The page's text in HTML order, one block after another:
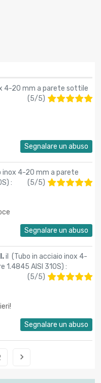
4-20 mm a parete sottile
(5/5)
Segnalare un abuso
inox 4-20 mm a parete
) : (5/5)
Segnalare un abuso
il (Tubo in acciaio inox 4-
1.4845 AISI 310S) :
(5/5)
Segnalare un abuso
